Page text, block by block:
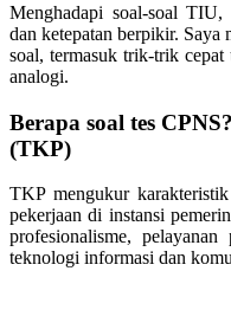
Menghadapi soal-soal TIU,
dan ketepatan berpikir. Saya
soal, termasuk trik-trik cepat
analogi.
Berapa soal tes
(TKP)
TKP mengukur
pekerjaan di instansi
profesionalisme,
teknologi informasi dan